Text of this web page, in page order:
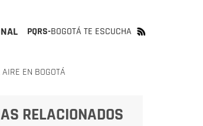
PQRS-BOGOTÁ TE ESCUCHA
EN BOGOTÁ
RELACIONADOS